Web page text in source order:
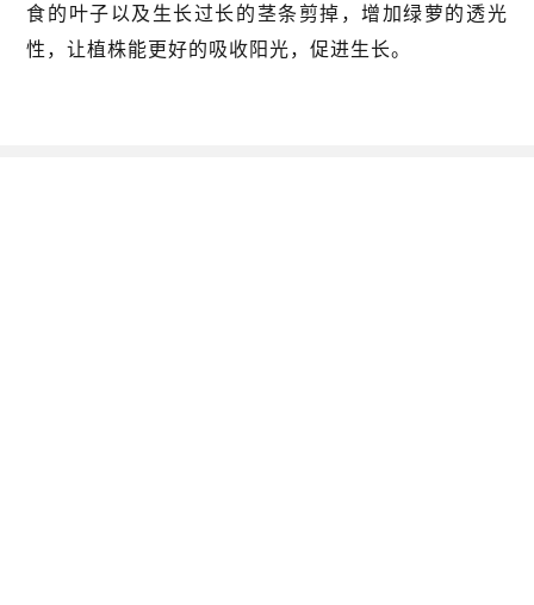
食的叶子以及生长过长的茎条剪掉，增加绿萝的透光
性，让植株能更好的吸收阳光，促进生长。